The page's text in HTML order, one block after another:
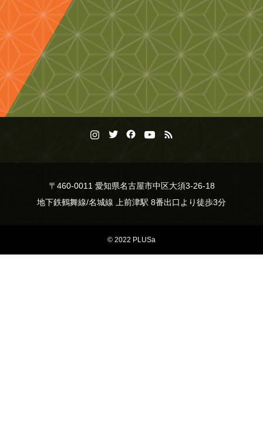
〒460-0011 愛知県名古屋市中区大須3-26-18
地下鉄鶴舞線/名城線 上前津駅 8番出口より徒歩3分
© 2022 PLUSa